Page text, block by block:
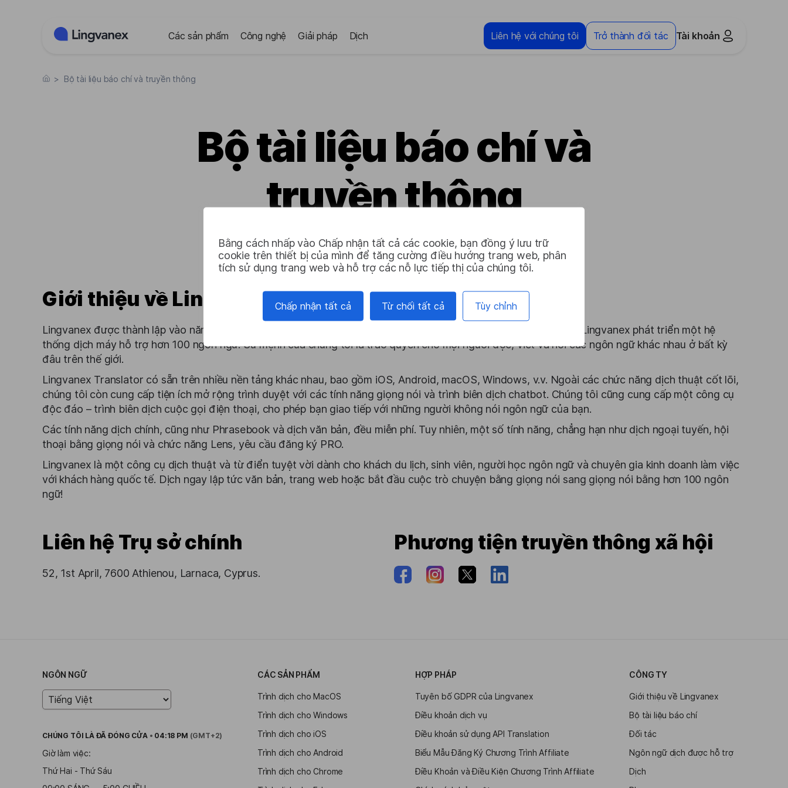
Bằng cách nhấp vào Chấp nhận tất cả các cookie, bạn đồng ý lưu trữ
cookie trên thiết bị của mình để tăng cường điều hướng trang web, phân
tích sử dụng trang web và hỗ trợ các nỗ lực tiếp thị của chúng tôi.
Chấp nhận tất cả Từ chối tất cả Tùy chỉnh
Các sản phẩm Công nghệ Giải pháp Dịch Liên hệ với chúng tôi Trở thành đối tác Tài khoản
> Bộ tài liệu báo chí và truyền thông
Bộ tài liệu báo chí và
truyền thông
Tải xuống bộ đầy đủ
Giới thiệu về Lingvanex
Lingvanex được thành lập vào năm 2016, với trụ sở chính sau đó mở tại Larnaca, Síp. Là một công ty triển vọng, Lingvanex phát triển một hệ
thống dịch máy hỗ trợ hơn 100 ngôn ngữ. Sứ mệnh của chúng tôi là trao quyền cho mọi người đọc, viết và nói các ngôn ngữ khác nhau ở bất kỳ
đâu trên thế giới.
Lingvanex Translator có sẵn trên nhiều nền tảng khác nhau, bao gồm iOS, Android, macOS, Windows, v.v. Ngoài các chức năng dịch thuật cốt lõi,
chúng tôi còn cung cấp tiện ích mở rộng trình duyệt với các tính năng giọng nói và trình biên dịch chatbot. Chúng tôi cũng cung cấp một công cụ
độc đáo – trình biên dịch cuộc gọi điện thoại, cho phép bạn giao tiếp với những người không nói ngôn ngữ của bạn.
Các tính năng dịch chính, cũng như Phrasebook và dịch văn bản, đều miễn phí. Tuy nhiên, một số tính năng, chẳng hạn như dịch ngoại tuyến, hội
thoại bằng giọng nói và chức năng Lens, yêu cầu đăng ký PRO.
Lingvanex là một công cụ dịch thuật và từ điển tuyệt vời dành cho khách du lịch, sinh viên, người học ngôn ngữ và chuyên gia kinh doanh làm việc
với khách hàng quốc tế. Dịch ngay lập tức văn bản, trang web hoặc bắt đầu cuộc trò chuyện bằng giọng nói sang giọng nói bằng hơn 100 ngôn
ngữ!
Liên hệ Trụ sở chính
52, 1st April, 7600 Athienou, Larnaca, Cyprus.
Phương tiện truyền thông xã hội
NGÔN NGỮ
CHÚNG TÔI LÀ ĐÃ ĐÓNG CỬA • 04:18 PM (GMT+2)
Giờ làm việc:
Thứ Hai - Thứ Sáu
CÁC SẢN PHẨM
Trình dịch cho MacOS
Trình dịch cho Windows
Trình dịch cho iOS
Trình dịch cho Android
Trình dịch cho Chrome
HỢP PHÁP
Tuyên bố GDPR của Lingvanex
Điều khoản dịch vụ
Điều khoản sử dụng API Translation
Biểu Mẫu Đăng Ký Chương Trình Affiliate
Điều Khoản và Điều Kiện Chương Trình Affiliate
CÔNG TY
Giới thiệu về Lingvanex
Bộ tài liệu báo chí
Đối tác
Ngôn ngữ dịch được hỗ trợ
Dịch